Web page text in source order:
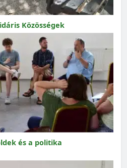
Közösségek
és a politika